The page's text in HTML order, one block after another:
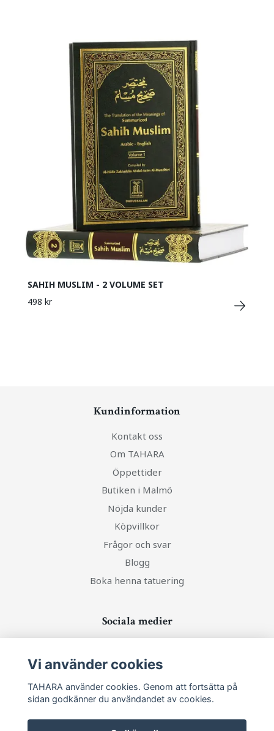
SAHIH MUSLIM - 2 VOLUME SET
498 kr
Kundinformation
Kontakt oss
Om TAHARA
Öppettider
Butiken i Malmö
Nöjda kunder
Köpvillkor
Frågor och svar
Blogg
Boka henna tatuering
Sociala medier
Ta del av senaste nytt och unika erbjudanden!
Vi använder cookies
TAHARA använder cookies. Genom att fortsätta på
sidan godkänner du användandet av cookies.